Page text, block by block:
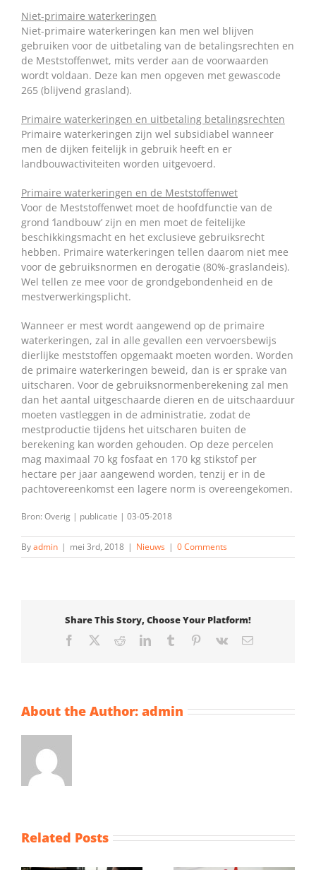
Niet-primaire waterkeringen
Niet-primaire waterkeringen kan men wel blijven
gebruiken voor de uitbetaling van de betalingsrechten en
de Meststoffenwet, mits verder aan de voorwaarden
wordt voldaan. Deze kan men opgeven met gewascode
265 (blijvend grasland).
Primaire waterkeringen en uitbetaling betalingsrechten
Primaire waterkeringen zijn wel subsidiabel wanneer
men de dijken feitelijk in gebruik heeft en er
landbouwactiviteiten worden uitgevoerd.
Primaire waterkeringen en de Meststoffenwet
Voor de Meststoffenwet moet de hoofdfunctie van de
grond ‘landbouw’ zijn en men moet de feitelijke
beschikkingsmacht en het exclusieve gebruiksrecht
hebben. Primaire waterkeringen tellen daarom niet mee
voor de gebruiksnormen en derogatie (80%-graslandeis).
Wel tellen ze mee voor de grondgebondenheid en de
mestverwerkingsplicht.
Wanneer er mest wordt aangewend op de primaire
waterkeringen, zal in alle gevallen een vervoersbewijs
dierlijke meststoffen opgemaakt moeten worden. Worden
de primaire waterkeringen beweid, dan is er sprake van
uitscharen. Voor de gebruiksnormenberekening zal men
dan het aantal uitgeschaarde dieren en de uitschaarduur
moeten vastleggen in de administratie, zodat de
mestproductie tijdens het uitscharen buiten de
berekening kan worden gehouden. Op deze percelen
mag maximaal 70 kg fosfaat en 170 kg stikstof per
hectare per jaar aangewend worden, tenzij er in de
pachtovereenkomst een lagere norm is overeengekomen.
Bron: Overig | publicatie | 03-05-2018
Byadmin | mei 3rd, 2018 | Nieuws | 0 Comments
Share This Story, Choose Your Platform!
Facebook RedditLinkedInTumblr Pinterest
Vk Email
About the Author: admin
Related Posts